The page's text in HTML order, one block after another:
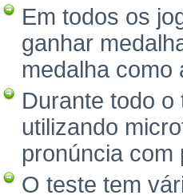
Em todos os
ganhar
medalha como
Durante todo
utilizando
pronúncia com
O teste tem